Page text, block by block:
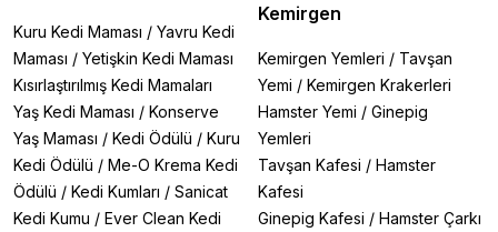
Kuru Kedi Maması / Yavru Kedi
Maması / Yetişkin Kedi Maması
Kısırlaştırılmış Kedi Mamaları
Yaş Kedi Maması / Konserve
Yaş Maması / Kedi Ödülü / Kuru
Kedi Ödülü / Me-O Krema Kedi
Ödülü / Kedi Kumları / Sanicat
Kedi Kumu / Ever Clean Kedi
Kemirgen
Kemirgen Yemleri / Tavşan
Yemi / Kemirgen Krakerleri
Hamster Yemi / Ginepig
Yemleri
Tavşan Kafesi / Hamster
Kafesi
Ginepig Kafesi / Hamster Çarkı